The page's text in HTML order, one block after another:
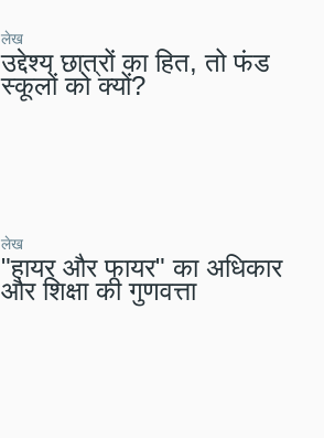
लेख
उद्देश्य छात्रों का हित, तो फंड
स्कूलों को क्यों?
लेख
"हायर और फायर" का अधिकार
और शिक्षा की गुणवत्ता